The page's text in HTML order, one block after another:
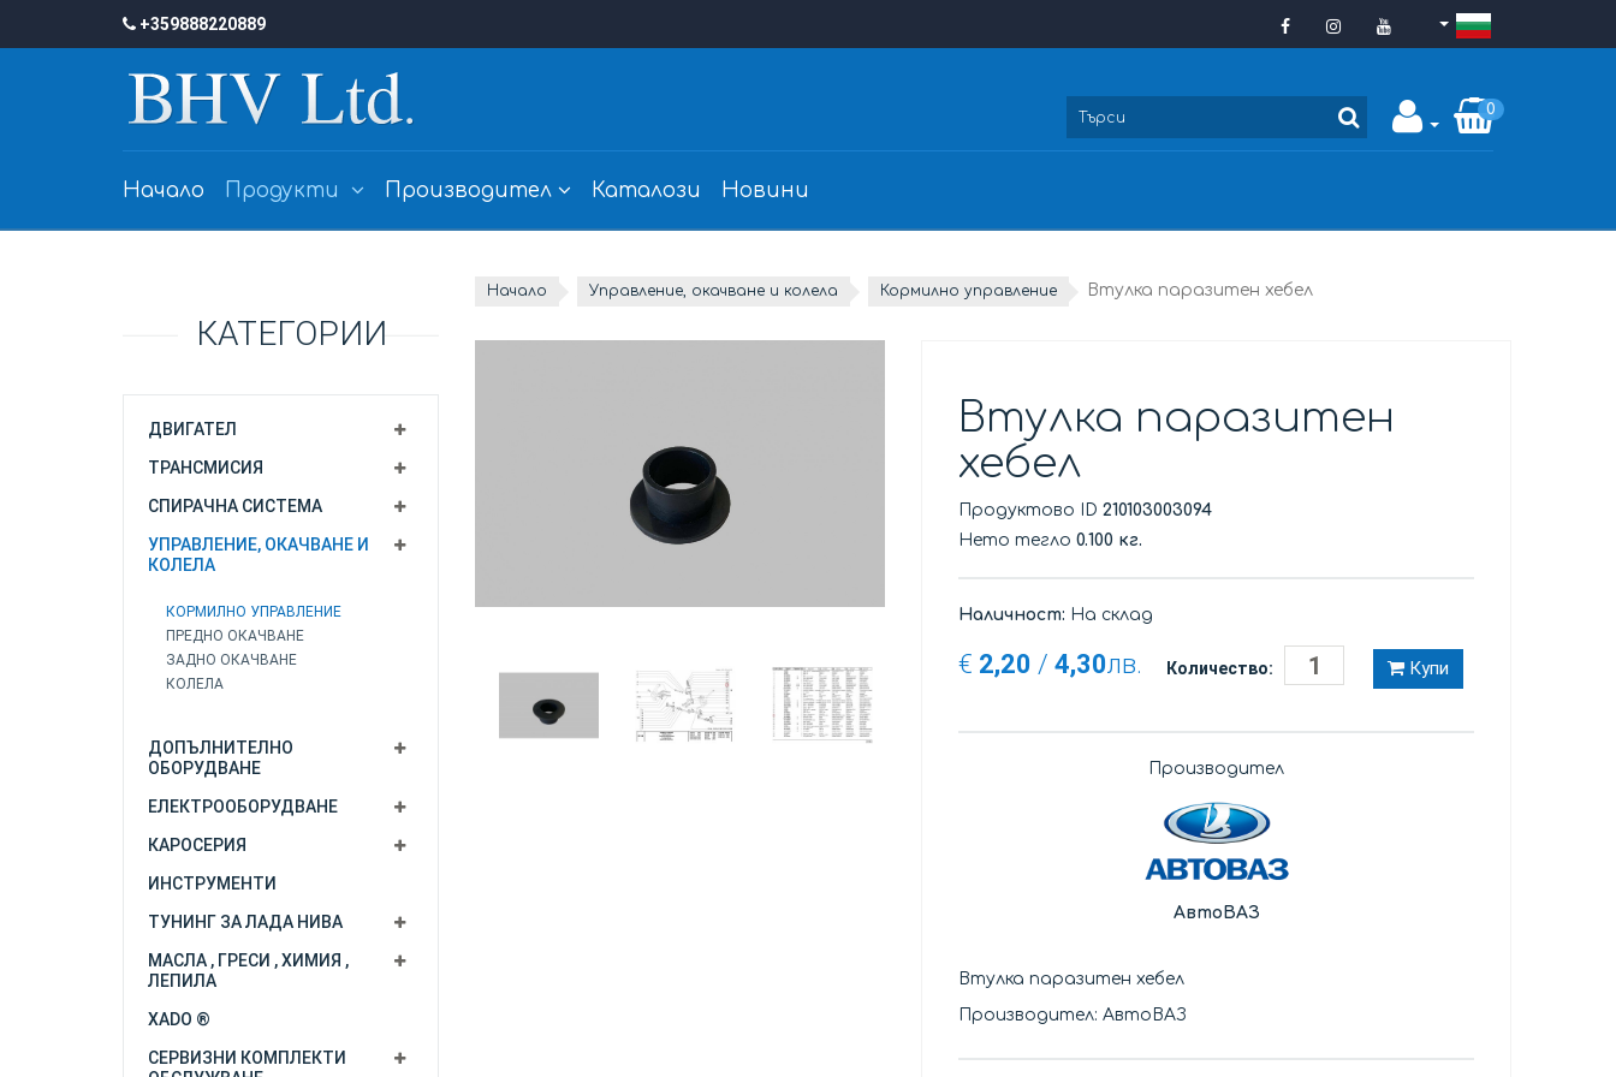
+359888220889
0
Начало Продукти Производител Каталози Новини
КАТЕГОРИИ
ДВИГАТЕЛ
ТРАНСМИСИЯ
СПИРАЧНА СИСТЕМА
УПРАВЛЕНИЕ, ОКАЧВАНЕ И
КОЛЕЛА
КОРМИЛНО УПРАВЛЕНИЕ
ПРЕДНО ОКАЧВАНЕ
ЗАДНО ОКАЧВАНЕ
КОЛЕЛА
ДОПЪЛНИТЕЛНО
ОБОРУДВАНЕ
ЕЛЕКТРООБОРУДВАНЕ
КАРОСЕРИЯ
ИНСТРУМЕНТИ
ТУНИНГ ЗА ЛАДА НИВА
МАСЛА , ГРЕСИ , ХИМИЯ ,
ЛЕПИЛА
XADO ®
СЕРВИЗНИ КОМПЛЕКТИ
Начало Управление, окачване и колела Кормилно управление Втулка паразитен хебел
Втулка паразитен
хебел
Продуктово ID210103003094
Нето тегло0.100 кг.
Наличност: На склад
€ 2,20 /4,30лв. Количество: Купи
Производител
АвтоВАЗ
Втулка паразитен хебел
Производител: АвтоВАЗ